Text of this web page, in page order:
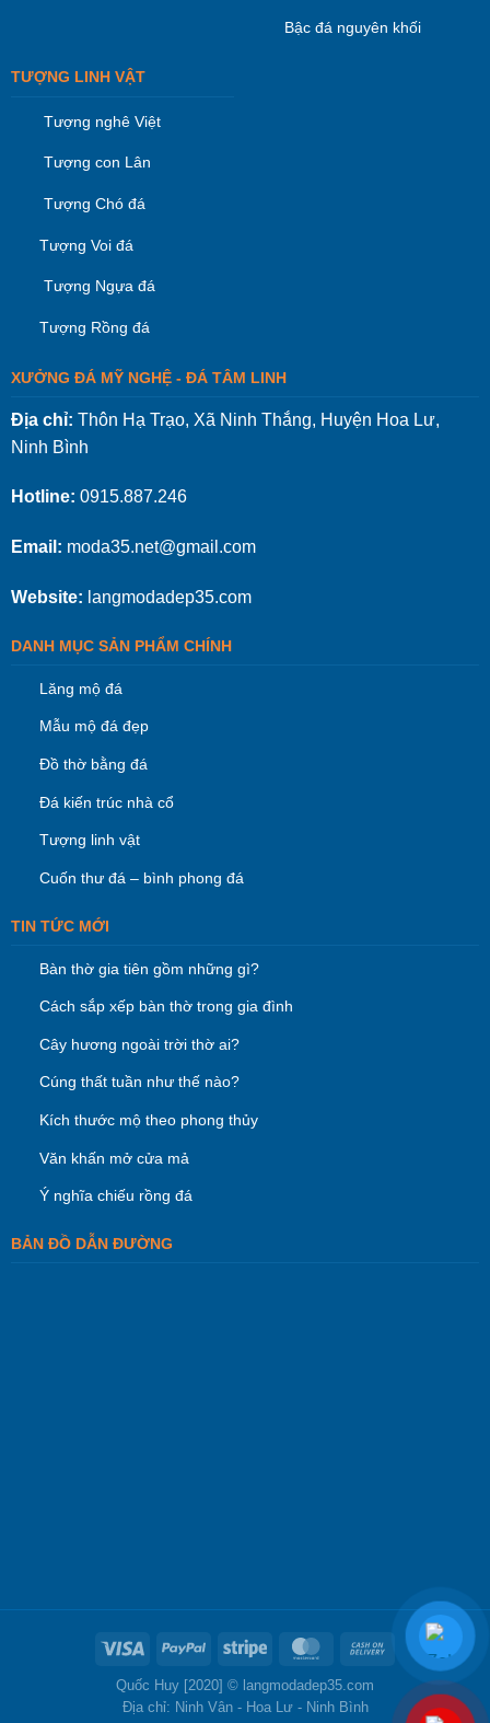
Bậc đá nguyên khối
TƯỢNG LINH VẬT
Tượng nghê Việt
Tượng con Lân
Tượng Chó đá
Tượng Voi đá
Tượng Ngựa đá
Tượng Rồng đá
XƯỞNG ĐÁ MỸ NGHỆ - ĐÁ TÂM LINH
Địa chỉ: Thôn Hạ Trạo, Xã Ninh Thắng, Huyện Hoa Lư,
Ninh Bình
Hotline: 0915.887.246
Email: moda35.net@gmail.com
Website: langmodadep35.com
DANH MỤC SẢN PHẨM CHÍNH
Lăng mộ đá
Mẫu mộ đá đẹp
Đồ thờ bằng đá
Đá kiến trúc nhà cổ
Tượng linh vật
Cuốn thư đá – bình phong đá
TIN TỨC MỚI
Bàn thờ gia tiên gồm những gì?
Cách sắp xếp bàn thờ trong gia đình
Cây hương ngoài trời thờ ai?
Cúng thất tuần như thế nào?
Kích thước mộ theo phong thủy
Văn khấn mở cửa mả
Ý nghĩa chiếu rồng đá
BẢN ĐỒ DẪN ĐƯỜNG
Quốc Huy [2020] © langmodadep35.com
Địa chỉ: Ninh Vân - Hoa Lư - Ninh Bình